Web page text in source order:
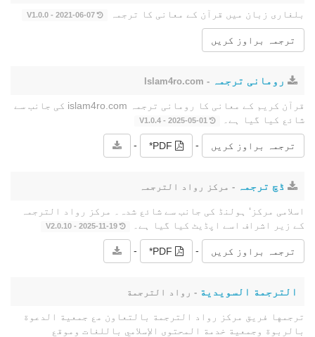
بلغاری زبان میں قرآن کے معانی کا ترجمہ 2021-06-07 - V1.0.0
ترجمہ براوز کریں
رومانی ترجمہ - Islam4ro.com
قرآن کریم کے معانی کا رومانی ترجمہ islam4ro.com کی جانب سے
شائع کیا گیا ہے۔
2025-05-01 - V1.0.4
ترجمہ براوز کریں -
-
ڈچ ترجمہ - مرکز رواد الترجمہ
اسلامی مرکز‘ ہولنڈ کی جانب سے شائع شدہ۔ مرکز رواد الترجمہ
کے زیر اشراف اسے اپڈیٹ کیا گیا ہے۔
2025-11-19 - V2.0.10
ترجمہ براوز کریں -
-
الترجمة السويدية - رواد الترجمة
ترجمها فريق مركز رواد الترجمة بالتعاون مع جمعية الدعوة
بالربوة وجمعية خدمة المحتوى الإسلامي باللغات وموقع